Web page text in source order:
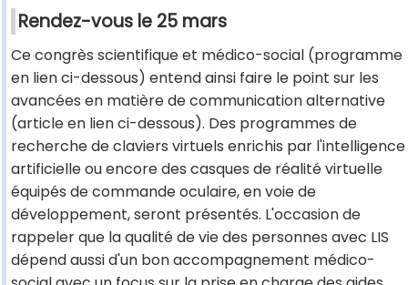
Rendez-vous le 25 mars
Ce congrès scientifique et médico-social (programme
en lien ci-dessous) entend ainsi faire le point sur les
avancées en matière de communication alternative
(article en lien ci-dessous). Des programmes de
recherche de claviers virtuels enrichis par l'intelligence
artificielle ou encore des casques de réalité virtuelle
équipés de commande oculaire, en voie de
développement, seront présentés. L'occasion de
rappeler que la qualité de vie des personnes avec LIS
dépend aussi d'un bon accompagnement médico-